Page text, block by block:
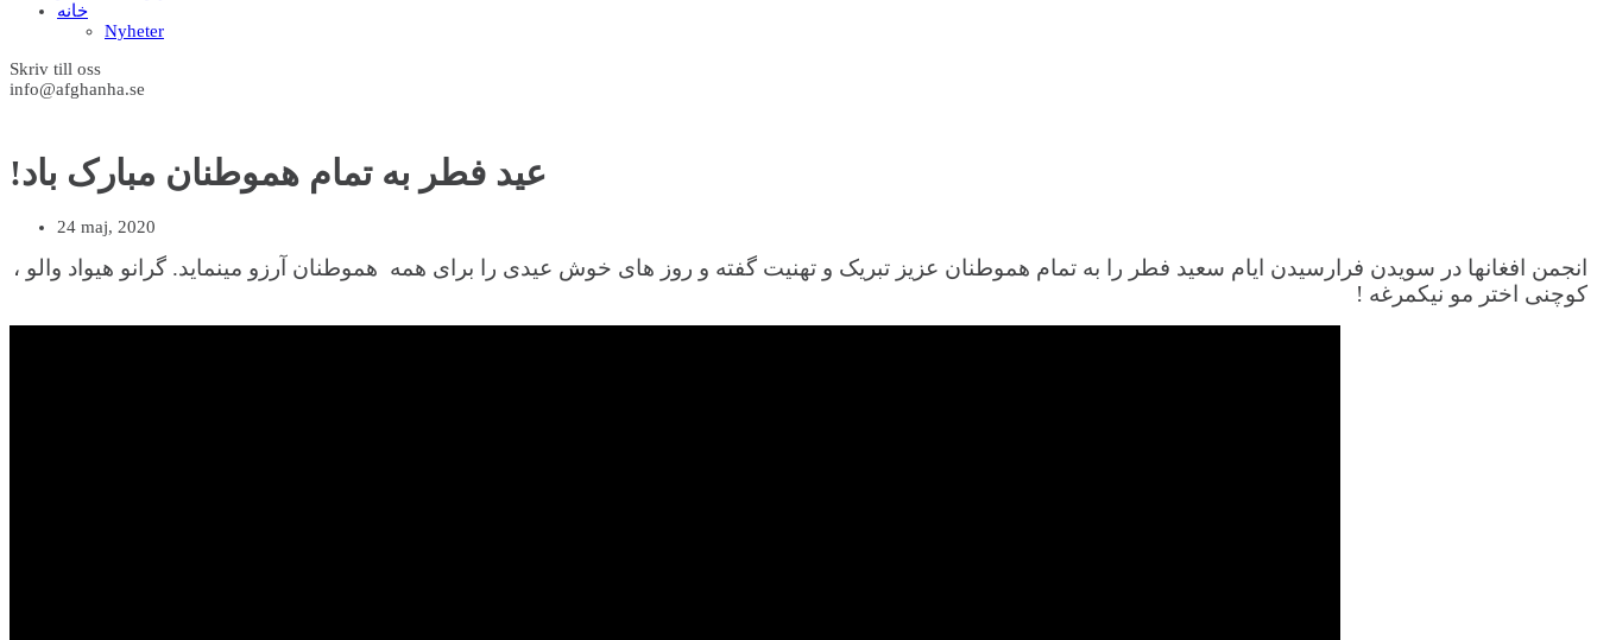
خانه
Nyheter
Skriv till oss
info@afghanha.se
!عید فطر به تمام هموطنان مبارک باد
24 maj, 2020
انجمن افغانها در سویدن فرارسیدن ایام سعید فطر را به تمام هموطنان عزیز تبریک و تهنیت گفته و روز های خوش عیدی را برای همه هموطنان آرزو مینماید. گرانو هیواد والو ،
کوچنی اختر مو نیکمرغه !